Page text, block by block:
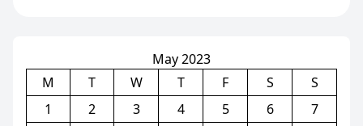
May 2023
M
T W T F S
S
1
2 3 4 5 6
7